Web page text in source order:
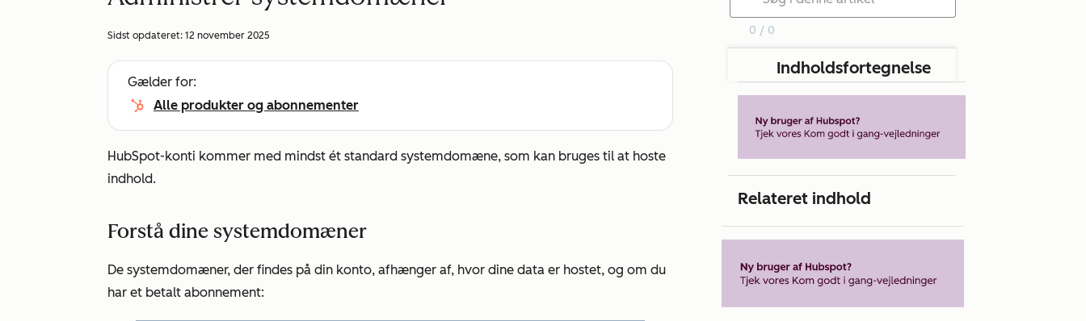
Sidst opdateret: 12 november 2025
Gælder for:
Alle produkter og abonnementer
HubSpot-konti kommer med mindst ét standard systemdomæne, som kan bruges til at hoste
indhold.
Forstå dine systemdomæner
De systemdomæner, der findes på din konto, afhænger af, hvor dine data er hostet, og om du
har et betalt abonnement:
0 / 0
Indholdsfortegnelse
Relateret indhold